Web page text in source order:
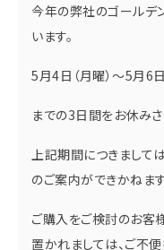
今年の弊社のゴールデ
います。
5月4日（月曜）～5月6日
までの3日間をお休みさ
上記期間につきまして
のご案内ができかねま
ご購入をご検討のお客
置かれましては、ご不